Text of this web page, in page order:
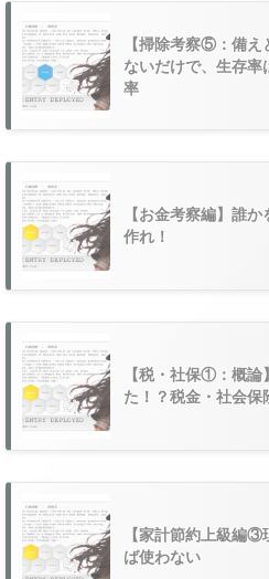
【掃除考察⑤：備
ないだけで、生存率
率
【お金考察編】誰
作れ！
【税・社保①：概論
た！？税金・社会保
【家計節約上級編
ば使わない